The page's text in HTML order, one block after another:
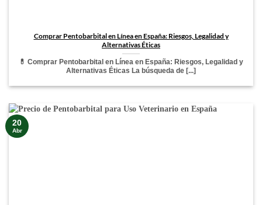
Comprar Pentobarbital en Línea en España: Riesgos, Legalidad y
Alternativas Éticas
💊 Comprar Pentobarbital en Línea en España: Riesgos, Legalidad y
Alternativas Éticas La búsqueda de [...]
20
Abr